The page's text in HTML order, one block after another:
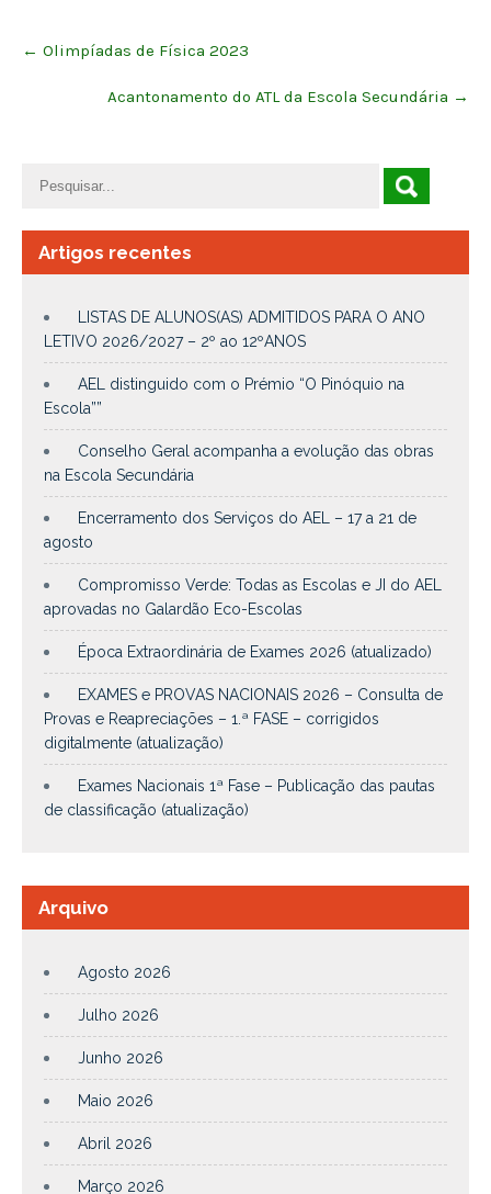
navigation
← Olimpíadas de Física 2023
Acantonamento do ATL da Escola Secundária →
Artigos recentes
LISTAS DE ALUNOS(AS) ADMITIDOS PARA O ANO
LETIVO 2026/2027 – 2º ao 12ºANOS
AEL distinguido com o Prémio “O Pinóquio na
Escola””
Conselho Geral acompanha a evolução das obras
na Escola Secundária
Encerramento dos Serviços do AEL – 17 a 21 de
agosto
Compromisso Verde: Todas as Escolas e JI do AEL
aprovadas no Galardão Eco-Escolas
Época Extraordinária de Exames 2026 (atualizado)
EXAMES e PROVAS NACIONAIS 2026 – Consulta de
Provas e Reapreciações – 1.ª FASE – corrigidos
digitalmente (atualização)
Exames Nacionais 1ª Fase – Publicação das pautas
de classificação (atualização)
Arquivo
Agosto 2026
Julho 2026
Junho 2026
Maio 2026
Abril 2026
Março 2026